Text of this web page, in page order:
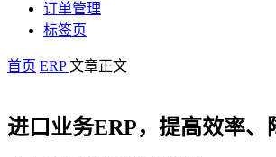
订单管理
标签页
首页 ERP文章正文
进口业务ERP，提高效率、